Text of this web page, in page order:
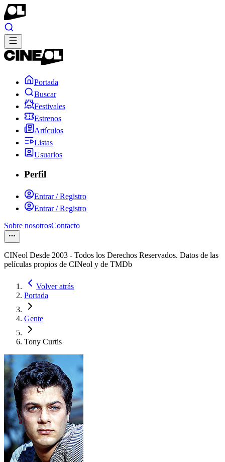
Portada
Buscar
Festivales
Estrenos
Artículos
Listas
Usuarios
Perfil
Entrar / Registro
Entrar / Registro
Sobre nosotrosContacto
CINeol Desde 2003 - Todos los Derechos Reservados. Datos de las
películas propios de CINeol y de TMDb
Volver atrás
Portada
Gente
Tony Curtis